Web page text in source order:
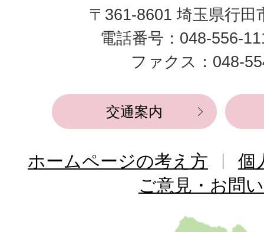
市
役
所
〒361-8601 埼玉県行田
電話番号：048-556-
ファクス：048-
交通案内
ホームページの考え方
個
ご意見・お問